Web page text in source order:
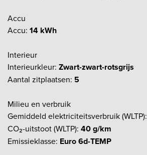
Accu
Accu: 14 kWh
Interieur
Interieurkleur: Zwart-zwart-rotsgrijs
Aantal zitplaatsen: 5
Milieu en verbruik
Gemiddeld elektriciteitsverbruik (WLTP):
CO₂-uitstoot (WLTP): 40 g/km
Emissieklasse: Euro 6d-TEMP